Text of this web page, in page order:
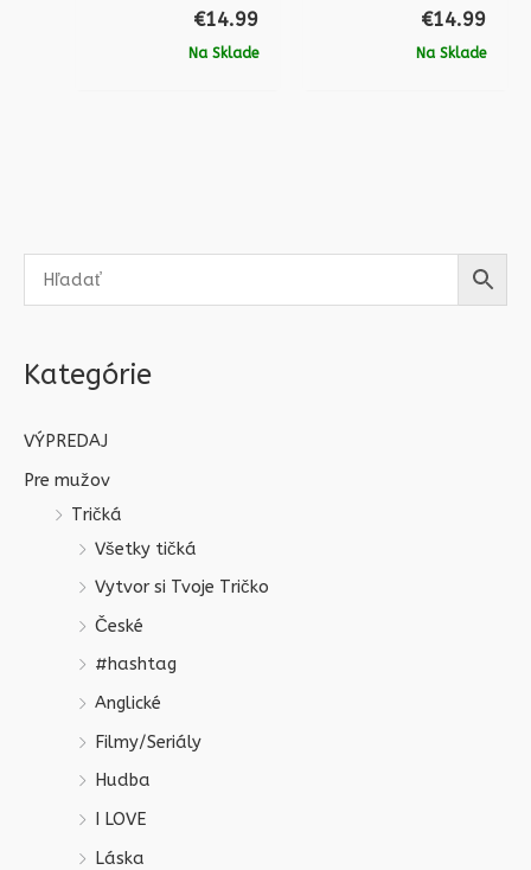
Kategórie
VÝPREDAJ
Pre mužov
Tričká
Všetky tičká
Vytvor si Tvoje Tričko
České
#hashtag
Anglické
Filmy/Seriály
Hudba
I LOVE
Láska
€14.99
Na Sklade
€14.99
Na Sklade